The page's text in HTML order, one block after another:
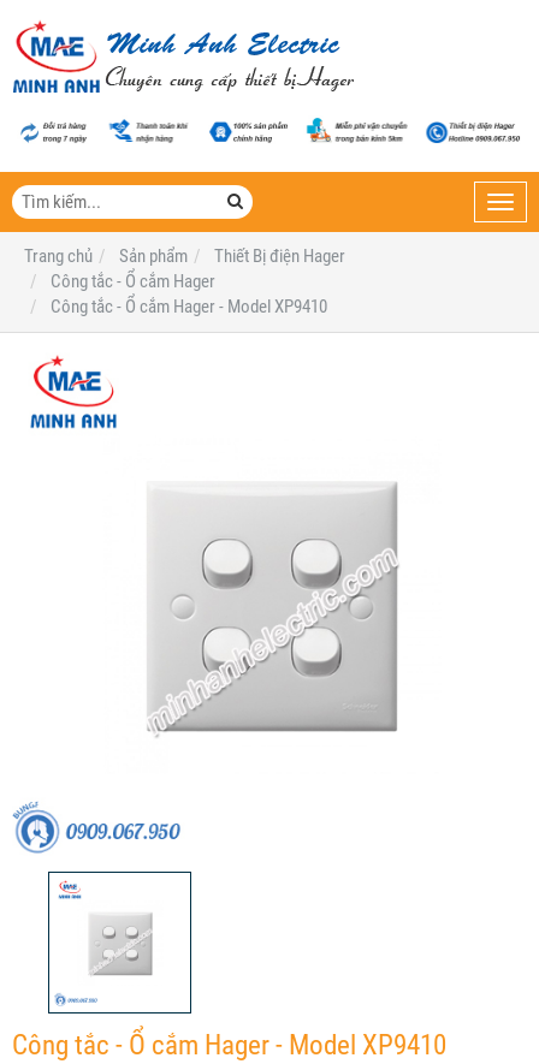
Trang chủ
Sản phẩm
Thiết Bị điện Hager
Công tắc - Ổ cắm Hager
Công tắc - Ổ cắm Hager - Model XP9410
Công tắc - Ổ cắm Hager - Model XP9410